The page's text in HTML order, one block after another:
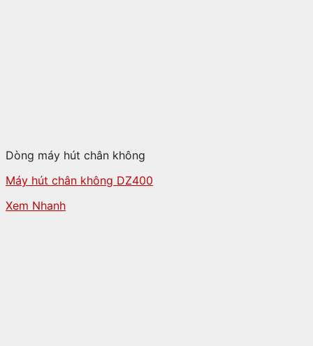
Dòng máy hút chân không
Máy hút chân không DZ400
Xem Nhanh